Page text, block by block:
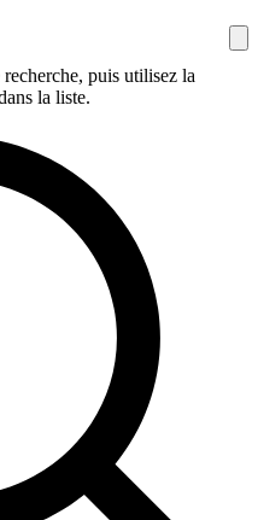
puis utilisez la
la liste.